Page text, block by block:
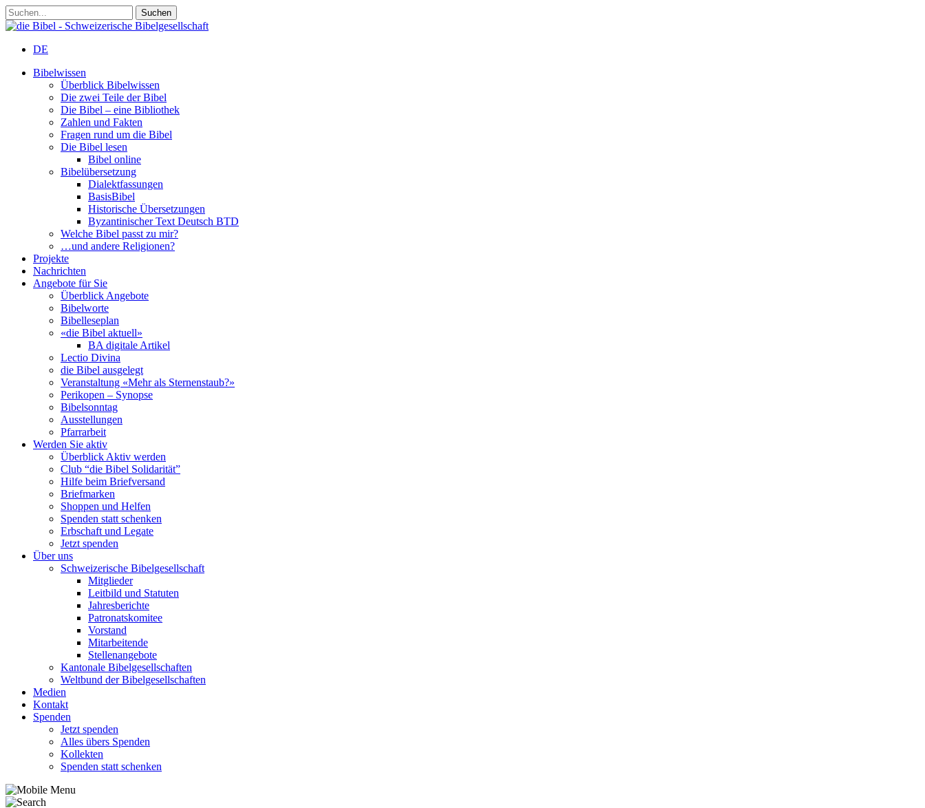
DE
Bibelwissen
Überblick Bibelwissen
Die zwei Teile der Bibel
Die Bibel – eine Bibliothek
Zahlen und Fakten
Fragen rund um die Bibel
Die Bibel lesen
Bibel online
Bibelübersetzung
Dialektfassungen
BasisBibel
Historische Übersetzungen
Byzantinischer Text Deutsch BTD
Welche Bibel passt zu mir?
…und andere Religionen?
Projekte
Nachrichten
Angebote für Sie
Überblick Angebote
Bibelworte
Bibelleseplan
«die Bibel aktuell»
BA digitale Artikel
Lectio Divina
die Bibel ausgelegt
Veranstaltung «Mehr als Sternenstaub?»
Perikopen – Synopse
Bibelsonntag
Ausstellungen
Pfarrarbeit
Werden Sie aktiv
Überblick Aktiv werden
Club “die Bibel Solidarität”
Hilfe beim Briefversand
Briefmarken
Shoppen und Helfen
Spenden statt schenken
Erbschaft und Legate
Jetzt spenden
Über uns
Schweizerische Bibelgesellschaft
Mitglieder
Leitbild und Statuten
Jahresberichte
Patronatskomitee
Vorstand
Mitarbeitende
Stellenangebote
Kantonale Bibelgesellschaften
Weltbund der Bibelgesellschaften
Medien
Kontakt
Spenden
Jetzt spenden
Alles übers Spenden
Kollekten
Spenden statt schenken